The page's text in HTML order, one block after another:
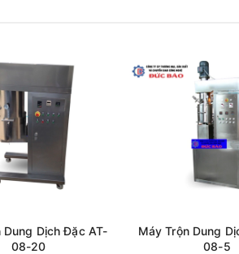
liên hệ trực
Dung Dịch Đặc AT-
08-20
Máy Trộn Dung
08-5